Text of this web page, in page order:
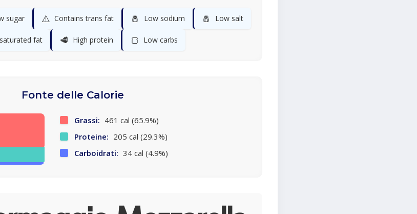
sugar ⚠️ Contains trans fat 🧂 Low sodium 🧂 Low salt
fat 🥩 High protein 🍞 Low carbs
Fonte delle Calorie
Grassi: 461 cal (65.9%)
Proteine: 205 cal (29.3%)
Carboidrati: 34 cal (4.9%)